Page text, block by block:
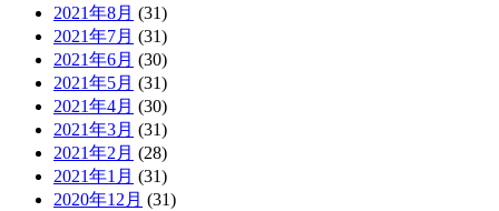
2021年8月 (31)
2021年7月 (31)
2021年6月 (30)
2021年5月 (31)
2021年4月 (30)
2021年3月 (31)
2021年2月 (28)
2021年1月 (31)
2020年12月 (31)